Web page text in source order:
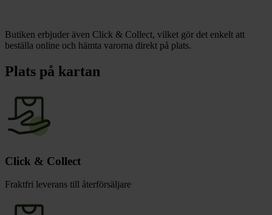
Butiken erbjuder även Click & Collect, vilket gör det enkelt att
beställa online och hämta varorna direkt på plats.
Plats på kartan
Click & Collect
Fraktfri leverans till återförsäljare